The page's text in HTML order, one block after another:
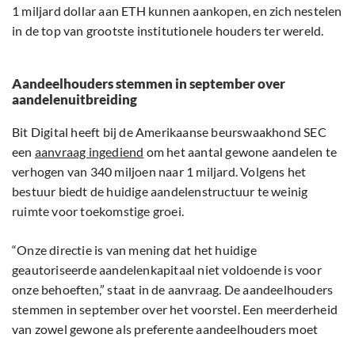
1 miljard dollar aan ETH kunnen aankopen, en zich nestelen
in de top van grootste institutionele houders ter wereld.
Aandeelhouders stemmen in september over
aandelenuitbreiding
Bit Digital heeft bij de Amerikaanse beurswaakhond SEC
een aanvraag ingediend om het aantal gewone aandelen te
verhogen van 340 miljoen naar 1 miljard. Volgens het
bestuur biedt de huidige aandelenstructuur te weinig
ruimte voor toekomstige groei.
“Onze directie is van mening dat het huidige
geautoriseerde aandelenkapitaal niet voldoende is voor
onze behoeften,” staat in de aanvraag. De aandeelhouders
stemmen in september over het voorstel. Een meerderheid
van zowel gewone als preferente aandeelhouders moet